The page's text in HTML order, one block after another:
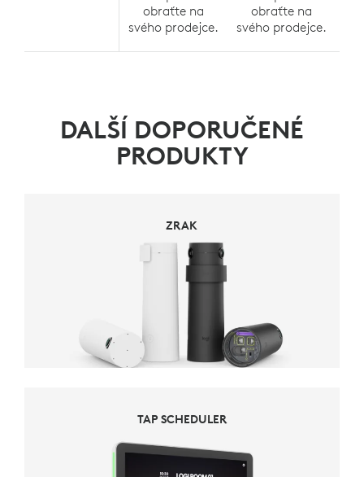
obraťte na
svého prodejce.
obraťte na
svého prodejce.
DALŠÍ DOPORUČENÉ
PRODUKTY
ZRAK
TAP SCHEDULER